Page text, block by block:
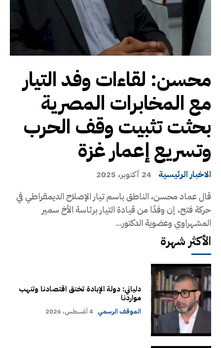
محسن: لقاءات وفد التيار
مع المخابرات المصرية
بحثت تثبيت وقف الحرب
وتسريع إعمار غزة
الاخبار الرئيسية 24 أكتوبر، 2025
قال عماد محسن، الناطق باسم تيار الإصلاح الديمقراطي في
حركة فتح، إن وفدًا من قيادة التيار برئاسة الأخ سمير
المشهراوي وعضوية الدكتور...
الأكثر شهرة
دلياني: دولة الإبادة تخنق اقتصادنا وتنهب
مواردنا
الموقف الرسمي 4 أغسطس، 2026